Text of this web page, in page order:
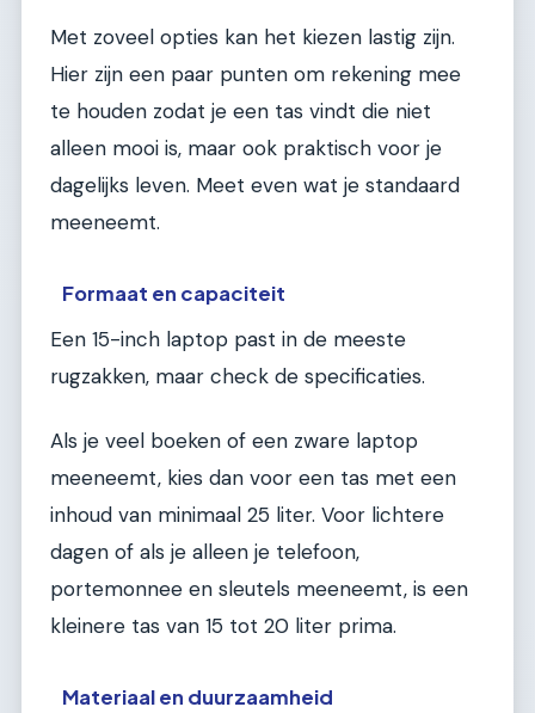
Met zoveel opties kan het kiezen lastig zijn.
Hier zijn een paar punten om rekening mee
te houden zodat je een tas vindt die niet
alleen mooi is, maar ook praktisch voor je
dagelijks leven. Meet even wat je standaard
meeneemt.
Formaat en capaciteit
Een 15-inch laptop past in de meeste
rugzakken, maar check de specificaties.
Als je veel boeken of een zware laptop
meeneemt, kies dan voor een tas met een
inhoud van minimaal 25 liter. Voor lichtere
dagen of als je alleen je telefoon,
portemonnee en sleutels meeneemt, is een
kleinere tas van 15 tot 20 liter prima.
Materiaal en duurzaamheid